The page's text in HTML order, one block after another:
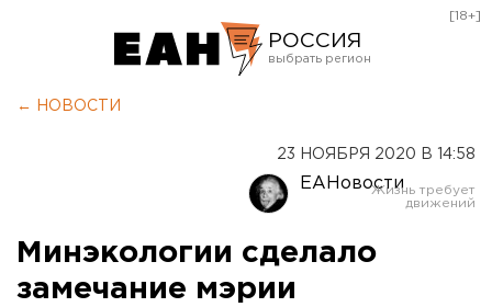
РОССИЯ
Оренбург
[18+]
← НОВОСТИ
23 НОЯБРЯ 2020 В 14:58
ЕАНовости
Минэкологии сделало
замечание мэрии